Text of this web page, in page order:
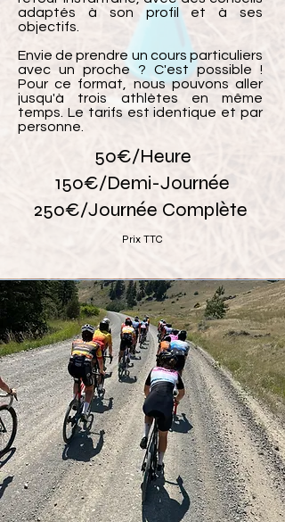
adaptés à son profil et à ses
objectifs.
Envie de prendre un cours particuliers
avec un proche ? C'est possible !
Pour ce format, nous pouvons aller
jusqu'à trois athlètes en même
temps. Le tarifs est identique et par
personne.
50€/Heure
150€/Demi-Journée
250€/Journée Complète
Prix TTC